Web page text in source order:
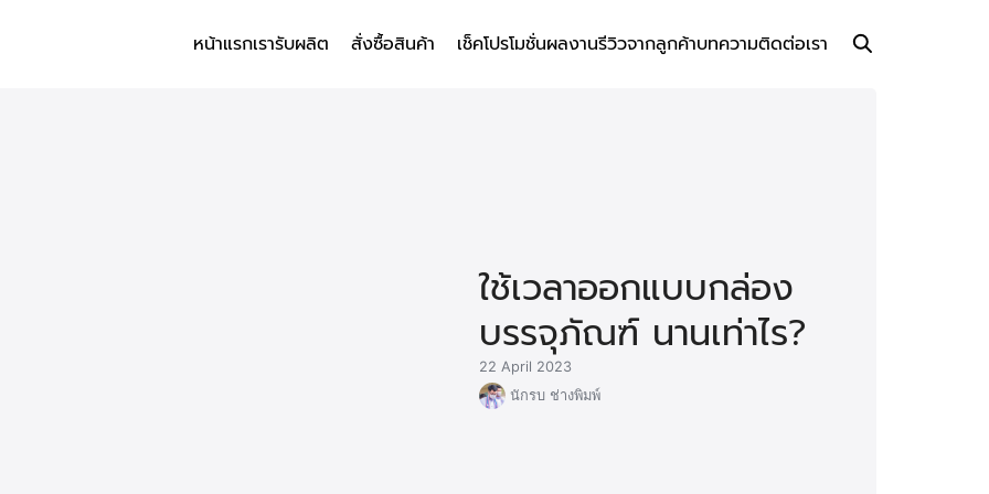
หน้าแรกเรารับผลิต สั่งซื้อสินค้า เช็คโปรโมชั่นผลงานรีวิวจากลูกค้าบทความติดต่อเรา
ใช้เวลาออกแบบกล่อง
บรรจุภัณฑ์ นานเท่าไร?
22 April 2023
นักรบ ช่างพิมพ์